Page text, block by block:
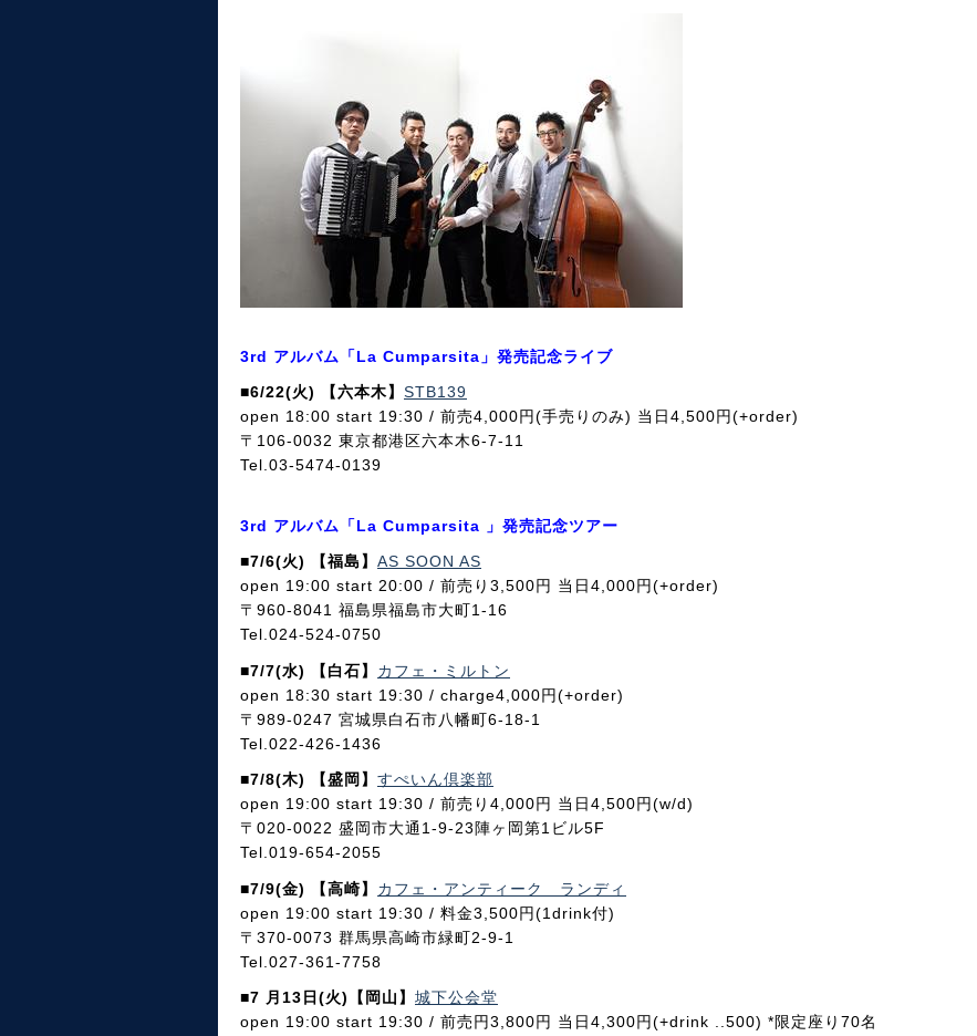
3rd アルバム「La Cumparsita」発売記念ライブ
■6/22(火) 【六本木】 STB139
open 18:00 start 19:30 / 前売4,000円(手売りのみ) 当日4,500円(+order)
〒106-0032 東京都港区六本木6-7-11
Tel.03-5474-0139
3rd アルバム「La Cumparsita 」発売記念ツアー
■7/6(火) 【福島】 AS SOON AS
open 19:00 start 20:00 / 前売り3,500円 当日4,000円(+order)
〒960-8041 福島県福島市大町1-16
Tel.024-524-0750
■7/7(水) 【白石】 カフェ・ミルトン
open 18:30 start 19:30 / charge4,000円(+order)
〒989-0247 宮城県白石市八幡町6-18-1
Tel.022-426-1436
■7/8(木) 【盛岡】 すぺいん倶楽部
open 19:00 start 19:30 / 前売り4,000円 当日4,500円(w/d)
〒020-0022 盛岡市大通1-9-23陣ヶ岡第1ビル5F
Tel.019-654-2055
■7/9(金) 【高崎】 カフェ・アンティーク ランディ
open 19:00 start 19:30 / 料金3,500円(1drink付)
〒370-0073 群馬県高崎市緑町2-9-1
Tel.027-361-7758
■7 月13日(火)【岡山】 城下公会堂
open 19:00 start 19:30 / 前売円3,800円 当日4,300円(+drink ..500) *限定座り70名